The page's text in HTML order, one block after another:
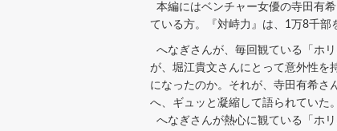
本編にはベンチャー女優の寺田有
ている方。『対峙力』は、1万8千部
へなぎさんが、毎回観ている「ホ
が、堀江貴文さんにとって意外性を
になったのか。それが、寺田有希さ
へ、ギュッと凝縮して語られていた。
へなぎさんが熱心に観ている「ホ